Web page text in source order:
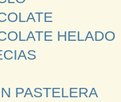
HELADO
PASTELERA